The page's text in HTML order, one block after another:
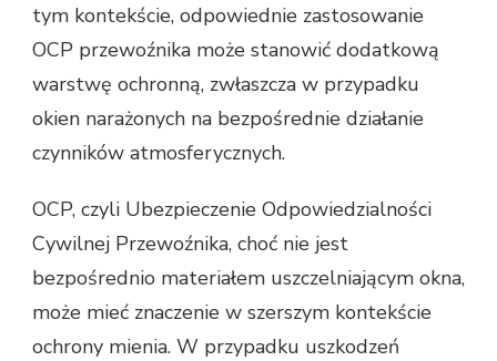
tym kontekście, odpowiednie zastosowanie
OCP przewoźnika może stanowić dodatkową
warstwę ochronną, zwłaszcza w przypadku
okien narażonych na bezpośrednie działanie
czynników atmosferycznych.
OCP, czyli Ubezpieczenie Odpowiedzialności
Cywilnej Przewoźnika, choć nie jest
bezpośrednio materiałem uszczelniającym okna,
może mieć znaczenie w szerszym kontekście
ochrony mienia. W przypadku uszkodzeń